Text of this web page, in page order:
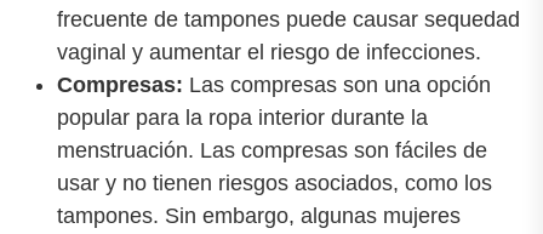
frecuente de tampones puede causar sequedad
vaginal y aumentar el riesgo de infecciones.
Compresas: Las compresas son una opción
popular para la ropa interior durante la
menstruación. Las compresas son fáciles de
usar y no tienen riesgos asociados, como los
tampones. Sin embargo, algunas mujeres